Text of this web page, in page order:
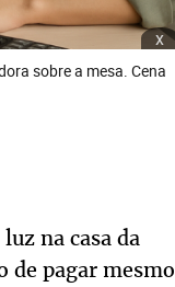
x
sobre a mesa. Cena
na casa da
de pagar mesmo